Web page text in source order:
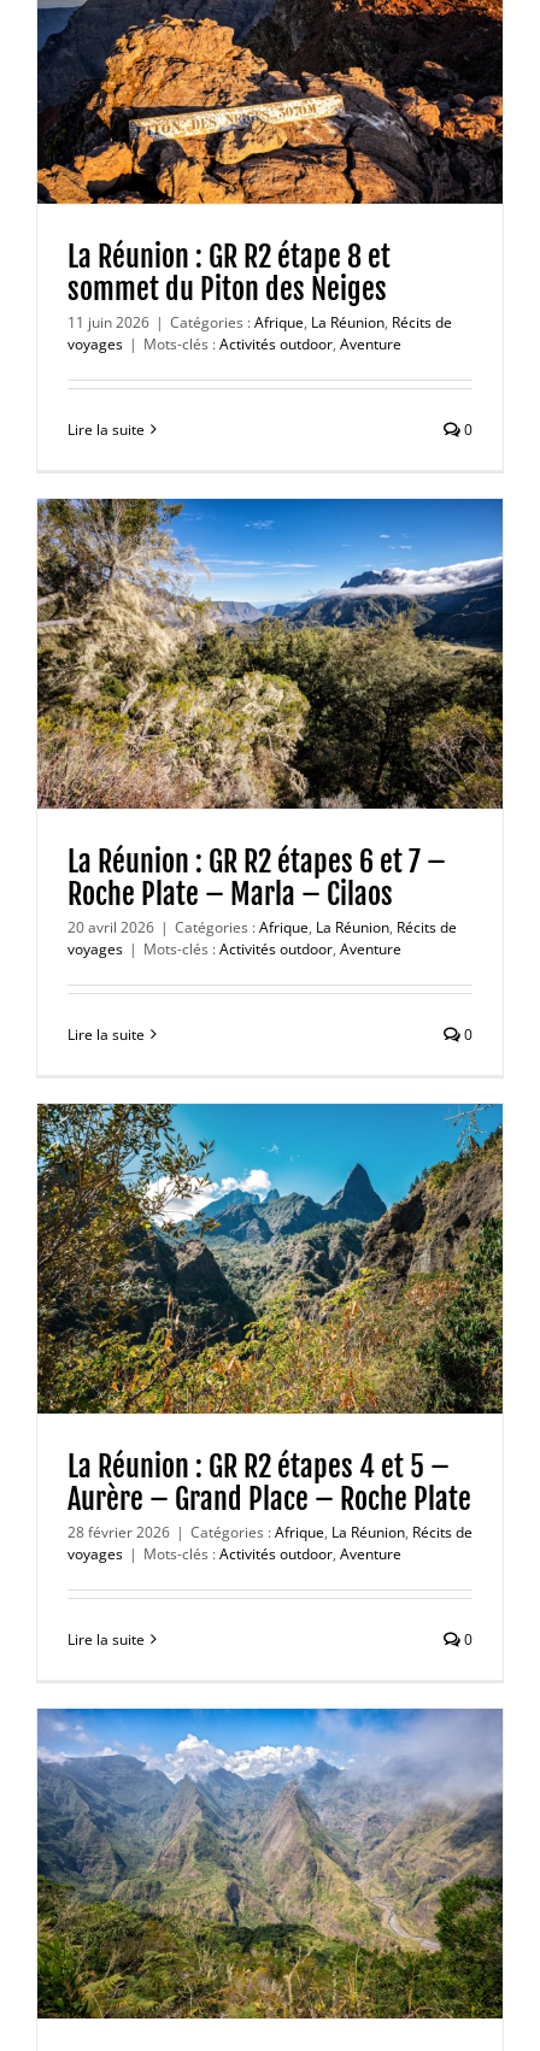
La Réunion : GR R2 étape 8 et
sommet du Piton des Neiges
11 juin 2026 | Catégories :Afrique, La Réunion, Récits de
voyages | Mots-clés :Activités outdoor, Aventure
Lire la suite 0
La Réunion : GR R2 étapes 6 et 7 –
Roche Plate – Marla – Cilaos
20 avril 2026 | Catégories :Afrique, La Réunion, Récits de
voyages | Mots-clés :Activités outdoor, Aventure
Lire la suite 0
La Réunion : GR R2 étapes 4 et 5 –
Aurère – Grand Place – Roche Plate
28 février 2026 | Catégories :Afrique, La Réunion, Récits de
voyages | Mots-clés :Activités outdoor, Aventure
Lire la suite 0